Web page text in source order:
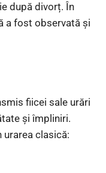
după divorț. În
a fost observată și
fiicei sale urări
și împliniri.
clasică: